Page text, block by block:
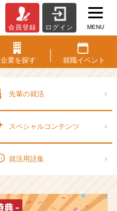
会員登録 ログイン MENU
企業を探す 就職イベント
先輩の就活
スペシャルコンテンツ
就活用語集